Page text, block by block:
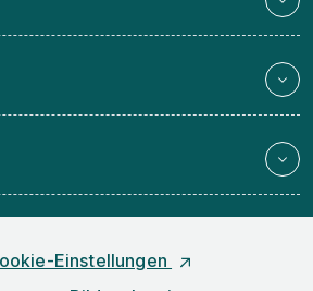
Einstellungen